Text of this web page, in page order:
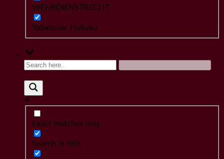
WEHRDIENSTRECHT
Yabancılar Hukuku
Exact matches only
Search in title